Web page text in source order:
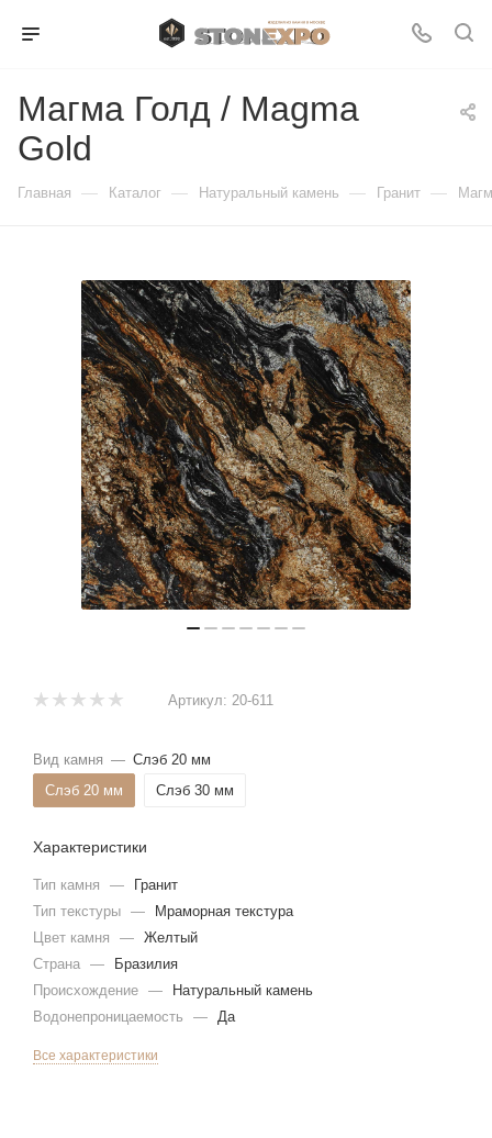
Магма Голд / Magma
Gold
Главная — Каталог — Натуральный камень — Гранит —
Артикул: 20-611
Вид камня — Слэб 20 мм
Слэб 20 мм
Слэб 30 мм
Характеристики
Тип камня —
Гранит
Тип текстуры —
Мраморная текстура
Цвет камня
— Желтый
Страна —
Бразилия
Происхождение —
Натуральный камень
Водонепроницаемость
— Да
Все характеристики